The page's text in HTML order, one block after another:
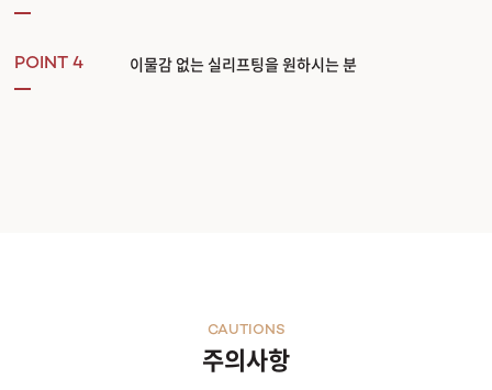
POINT 4 이물감 없는 실리프팅을 원하시는 분
주의사항
CAUTIONS